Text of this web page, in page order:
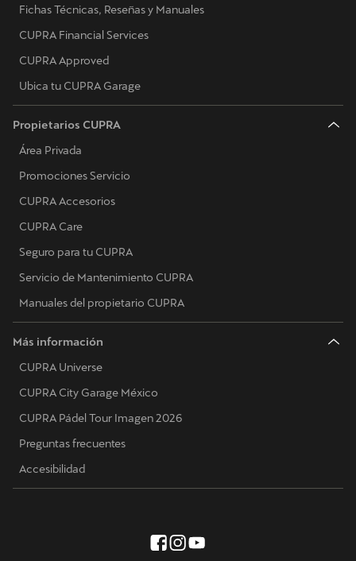
Fichas Técnicas, Reseñas y Manuales
CUPRA Financial Services
CUPRA Approved
Ubica tu CUPRA Garage
Propietarios CUPRA
Área Privada
Promociones Servicio
CUPRA Accesorios
CUPRA Care
Seguro para tu CUPRA
Servicio de Mantenimiento CUPRA
Manuales del propietario CUPRA
Más información
CUPRA Universe
CUPRA City Garage México
CUPRA Pádel Tour Imagen 2026
Preguntas frecuentes
Accesibilidad